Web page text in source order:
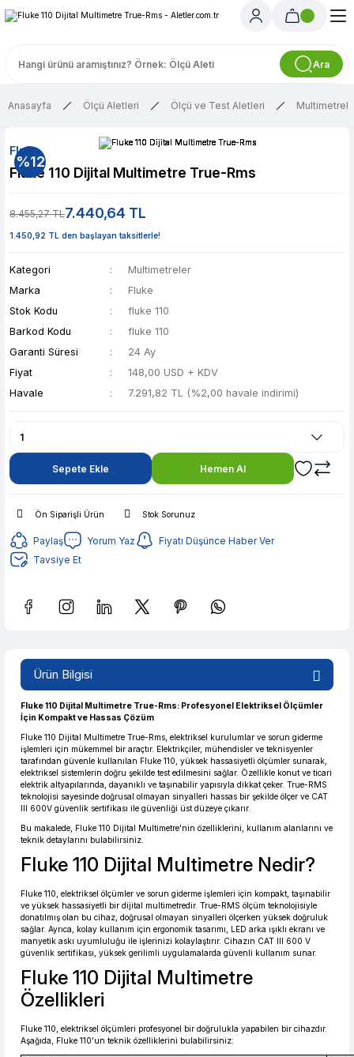
Ara
Anasayfa Ölçü Aletleri Ölçü ve Test Aletleri
%12
Fluke
Fluke 110 Dijital Multimetre True-Rms
8.455,27 TL7.440,64 TL
1.450,92 TL den başlayan taksitlerle!
Kategori
Multimetreler
Marka
Fluke
Stok Kodu
fluke 110
Barkod Kodu
fluke 110
Garanti Süresi
24 Ay
Fiyat
148,00 USD + KDV
Havale
7.291,82 TL (%2,00 havale indirimi)
Sepete Ekle Hemen Al
Ön Siparişli Ürün Stok Sorunuz
Paylaş Yorum Yaz
Fiyatı Düşünce Haber Ver
Tavsiye Et
%2 İndirim Güvenilir Alışveriş
1.450,92 TL den başlayan taksitlerle! x 9 %2 İndirim
Ürün Bilgisi
Fluke 110 Dijital Multimetre True-Rms: Profesyonel Elektriksel Ölçümler
İçin Kompakt ve Hassas Çözüm
Fluke 110 Dijital Multimetre True-Rms, elektriksel kurulumlar ve sorun giderme
işlemleri için mükemmel bir araçtır. Elektrikçiler, mühendisler ve teknisyenler
tarafından güvenle kullanılan Fluke 110, yüksek hassasiyetli ölçümler sunarak,
elektriksel sistemlerin doğru şekilde test edilmesini sağlar. Özellikle konut ve ticari
elektrik altyapılarında, dayanıklı ve taşınabilir yapısıyla dikkat çeker. True-RMS
teknolojisi sayesinde doğrusal olmayan sinyalleri hassas bir şekilde ölçer ve CAT
III 600V güvenlik sertifikası ile güvenliği üst düzeye çıkarır.
Bu makalede, Fluke 110 Dijital Multimetre'nin özelliklerini, kullanım alanlarını ve
teknik detaylarını bulabilirsiniz.
Fluke 110 Dijital Multimetre Nedir?
Fluke 110, elektriksel ölçümler ve sorun giderme işlemleri için kompakt, taşınabilir
ve yüksek hassasiyetli bir dijital multimetredir. True-RMS ölçüm teknolojisiyle
donatılmış olan bu cihaz, doğrusal olmayan sinyalleri ölçerken yüksek doğruluk
sağlar. Ayrıca, kolay kullanım için ergonomik tasarımı, LED arka ışıklı ekranı ve
manyetik askı uyumluluğu ile işlerinizi kolaylaştırır. Cihazın CAT III 600 V
güvenlik sertifikası, yüksek gerilimli uygulamalarda güvenli kullanım sunar.
Fluke 110 Dijital Multimetre
Özellikleri
Fluke 110, elektriksel ölçümleri profesyonel bir doğrulukla yapabilen bir cihazdır.
Aşağıda, Fluke 110’un teknik özelliklerini bulabilirsiniz: